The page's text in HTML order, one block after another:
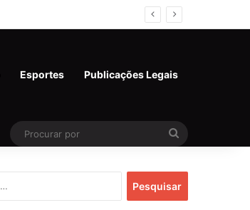
Esportes Publicações Legais
Procurar
por: